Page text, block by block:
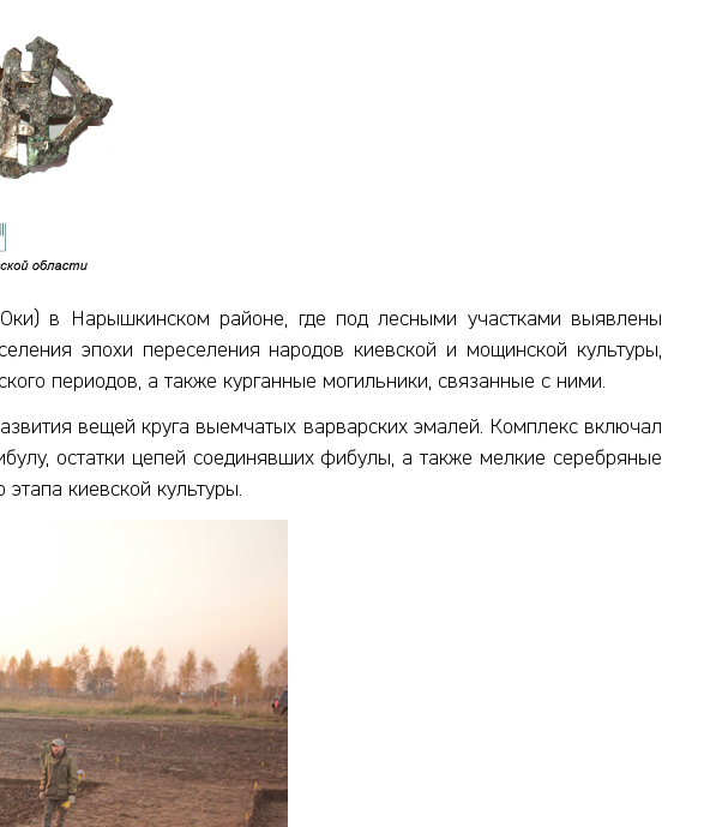
в Нарышкинском районе, где под лесными участками выявлены
эпохи переселения народов киевской и мощинской культуры,
периодов, а также курганные могильники, связанные с ними.
вещей круга выемчатых варварских эмалей. Комплекс включал
остатки цепей соединявших фибулы, а также мелкие серебряные
киевской культуры.